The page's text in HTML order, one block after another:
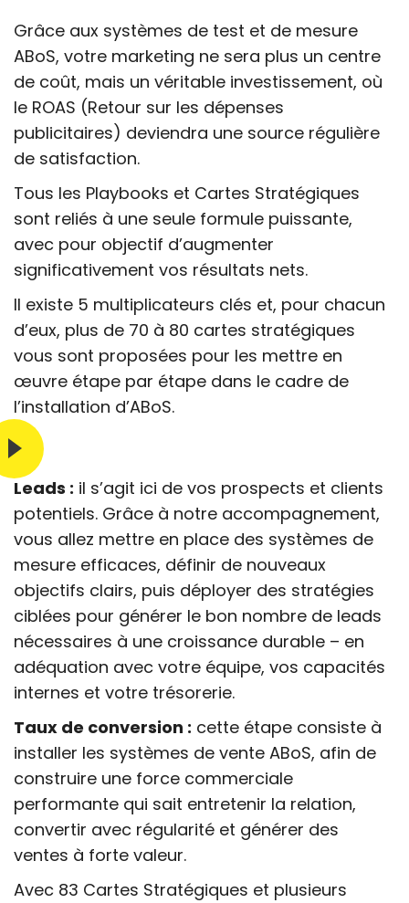
Grâce aux systèmes de test et de mesure
ABoS, votre marketing ne sera plus un centre
de coût, mais un véritable investissement, où
le ROAS (Retour sur les dépenses
publicitaires) deviendra une source régulière
de satisfaction.
Tous les Playbooks et Cartes Stratégiques
sont reliés à une seule formule puissante,
avec pour objectif d’augmenter
significativement vos résultats nets.
Il existe 5 multiplicateurs clés et, pour chacun
d’eux, plus de 70 à 80 cartes stratégiques
vous sont proposées pour les mettre en
œuvre étape par étape dans le cadre de
l’installation d’ABoS.
Leads : il s’agit ici de vos prospects et clients
potentiels. Grâce à notre accompagnement,
vous allez mettre en place des systèmes de
mesure efficaces, définir de nouveaux
objectifs clairs, puis déployer des stratégies
ciblées pour générer le bon nombre de leads
nécessaires à une croissance durable – en
adéquation avec votre équipe, vos capacités
internes et votre trésorerie.
Taux de conversion : cette étape consiste à
installer les systèmes de vente ABoS, afin de
construire une force commerciale
performante qui sait entretenir la relation,
convertir avec régularité et générer des
ventes à forte valeur.
Avec 83 Cartes Stratégiques et plusieurs